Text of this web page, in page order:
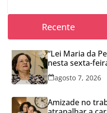
Recente
“Lei Maria da
nesta sexta-
agosto 7, 2026
Amizade no